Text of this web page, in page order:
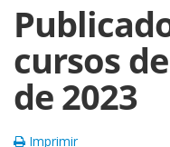
cursos
de 2023
Imprimir